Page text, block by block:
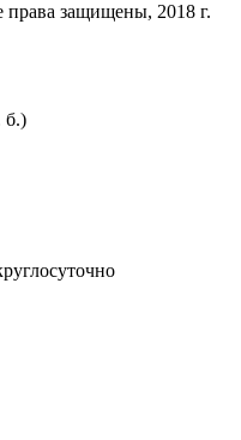
права защищены, 2018 г.
б.)